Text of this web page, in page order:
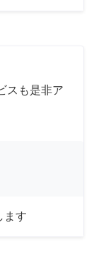
スも是非ア
ます